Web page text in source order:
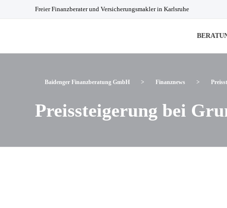
Freier Finanzberater und Versicherungsmakler in Karlsruhe
Baidenger Finanzberatung GmbH > Finanznews >
Preissteigerung bei